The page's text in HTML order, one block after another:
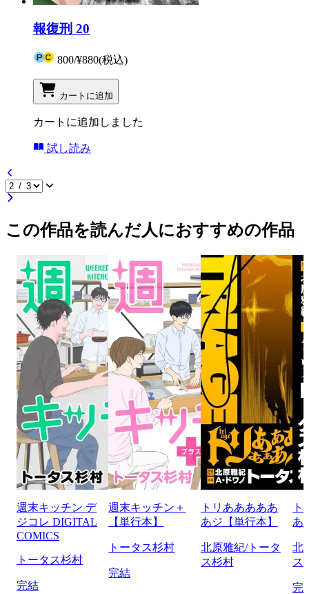
報復刑 20
800/¥880(税込)
カートに追加
カートに追加しました
試し読み
この作品を読んだ人におすすめの作品
週末キッチン デ
ジコレ DIGITAL
COMICS
トータス杉村
完結
週末キッチン＋
【単行本】
トータス杉村
完結
トリあああああ
あジ【単行本】
北原雅紀/トータ
ス杉村
ト
あ
北
ス
完